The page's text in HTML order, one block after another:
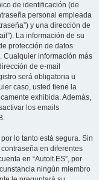
de identificación (de
personal empleada
y una dirección de
La información de su
protección de datos
Cualquier información más
de e-mail
será obligatoria u
caso, usted tiene la
exhibida. Además,
los emails
lo tanto está segura. Sin
en diferentes
en “Autoit.ES”, por
ningún miembro